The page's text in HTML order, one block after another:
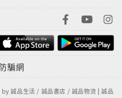
騙網
誠品生活 / 誠品書店 / 誠品物流 | 誠品